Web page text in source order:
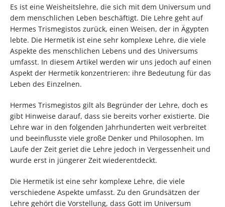
Es ist eine Weisheitslehre, die sich mit dem Universum und
dem menschlichen Leben beschäftigt. Die Lehre geht auf
Hermes Trismegistos zurück, einen Weisen, der in Ägypten
lebte. Die Hermetik ist eine sehr komplexe Lehre, die viele
Aspekte des menschlichen Lebens und des Universums
umfasst. In diesem Artikel werden wir uns jedoch auf einen
Aspekt der Hermetik konzentrieren: ihre Bedeutung für das
Leben des Einzelnen.
Hermes Trismegistos gilt als Begründer der Lehre, doch es
gibt Hinweise darauf, dass sie bereits vorher existierte. Die
Lehre war in den folgenden Jahrhunderten weit verbreitet
und beeinflusste viele große Denker und Philosophen. Im
Laufe der Zeit geriet die Lehre jedoch in Vergessenheit und
wurde erst in jüngerer Zeit wiederentdeckt.
Die Hermetik ist eine sehr komplexe Lehre, die viele
verschiedene Aspekte umfasst. Zu den Grundsätzen der
Lehre gehört die Vorstellung, dass Gott im Universum